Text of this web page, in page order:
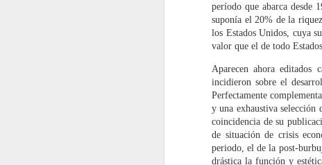
período que abarca desde
suponía el 20% de la
los Estados Unidos, cuya
valor que el de todo
Aparecen ahora editados
incidieron sobre el
Perfectamente
y una exhaustiva selección
coincidencia de su
de situación de crisis
periodo, el de la post-
drástica la función y
CRUCES CRÍTICOS.
LA ARQUITECTURA
Y OTROS PUNTOS
DE VISTA #1.
12 de mayo 2016